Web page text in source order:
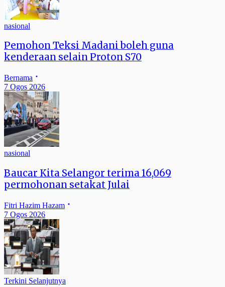
nasional
Pemohon Teksi Madani boleh guna
kenderaan selain Proton S70
Bernama
7 Ogos 2026
nasional
Baucar Kita Selangor terima 16,069
permohonan setakat Julai
Fitri Hazim Hazam
7 Ogos 2026
Terkini Selanjutnya